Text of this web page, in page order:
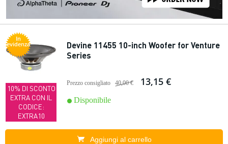
In
evidenza
10% DI SCONTO
EXTRA CON IL
CODICE:
EXTRA10
Devine 11455 10-inch Woofer for Venture
Series
Prezzo consigliato 40,00 € 13,15 €
Disponibile
Aggiungi al carrello